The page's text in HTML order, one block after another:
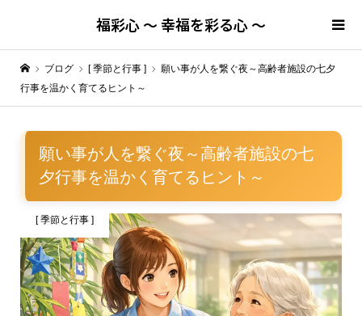
福彩心 ～ 幸福を彩る心 ～
ブログ [ 季節と行事 ]
願い事が人を繋ぐ夜～高齢者施設の七夕
行事を温かく育てるヒント～
願い事が人を繋ぐ夜～高齢者施設の七
夕行事を温かく育てるヒント～
[ 季節と行事 ]